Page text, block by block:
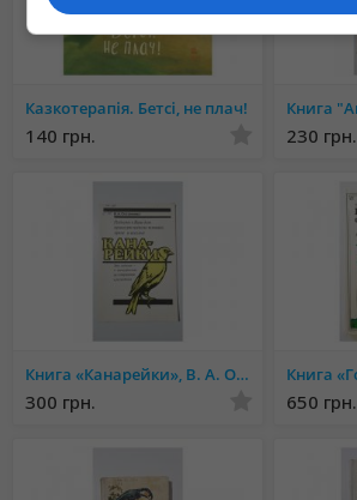
Казкотерапія. Бетсі, не плач!
140 грн. 230 грн.
Книга «Канарейки», В. А. Остапенко
300 грн. 650 грн.